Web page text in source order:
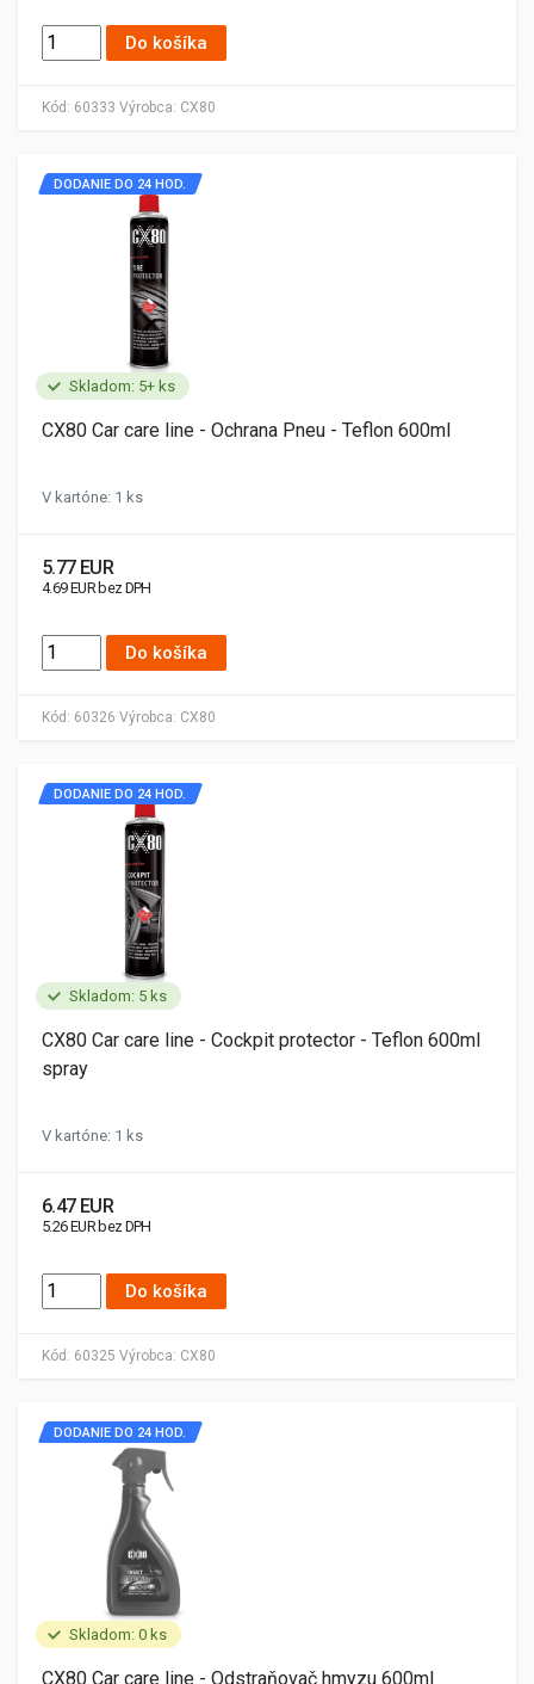
Kód: 60333 Výrobca: CX80
Do košíka
Skladom: 5+ ks
Kód: 60326 Výrobca: CX80
DODANIE DO 24 HOD.
CX80 Car care line - Ochrana Pneu - Teflon 600ml
V kartóne: 1 ks
5.77 EUR
4.69 EUR bez DPH
Do košíka
Skladom: 5 ks
Kód: 60325 Výrobca: CX80
DODANIE DO 24 HOD.
CX80 Car care line - Cockpit protector - Teflon 600ml
spray
V kartóne: 1 ks
6.47 EUR
5.26 EUR bez DPH
Do košíka
Skladom: 0 ks
DODANIE DO 24 HOD.
CX80 Car care line - Odstraňovač hmyzu 600ml